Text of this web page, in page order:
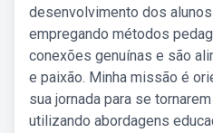
desenvolvimento dos
empregando métodos
conexões genuínas e são
e paixão. Minha missão é
sua jornada para se
utilizando abordagens